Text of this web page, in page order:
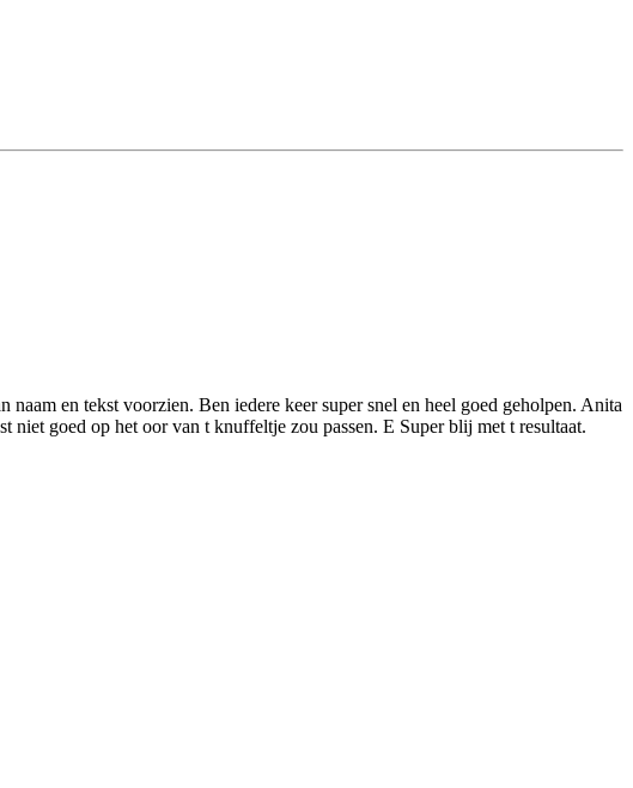
en tekst voorzien. Ben iedere keer super snel en heel goed geholpen. Anita
goed op het oor van t knuffeltje zou passen. E Super blij met t resultaat.